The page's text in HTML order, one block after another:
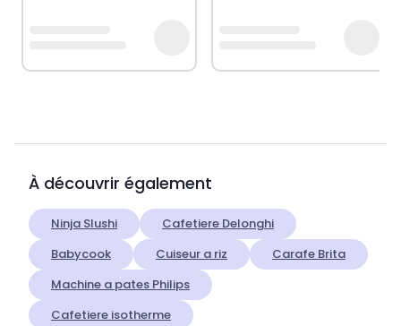
À découvrir également
Ninja Slushi
Cafetiere Delonghi
Babycook
Cuiseur a riz
Carafe Brita
Machine a pates Philips
Cafetiere isotherme